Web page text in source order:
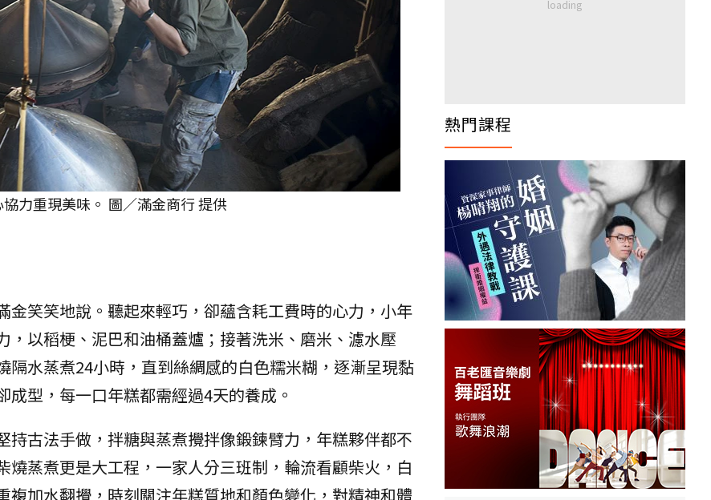
力重現美味。 圖／滿金商行 提供
金笑笑地說。聽起來輕巧，卻蘊含耗工費時的心力，小年
，以稻梗、泥巴和油桶蓋爐；接著洗米、磨米、濾水壓
隔水蒸煮24小時，直到絲綢感的白色糯米糊，逐漸呈現黏
型，每一口年糕都需經過4天的養成。
持古法手做，拌糖與蒸煮攪拌像鍛鍊臂力，年糕夥伴都不
燒蒸煮更是大工程，一家人分三班制，輪流看顧柴火，白
複加水翻攪，時刻關注年糕質地和顏色變化，對精神和體
熱門課程